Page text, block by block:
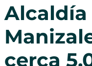
Alcaldía
cerca